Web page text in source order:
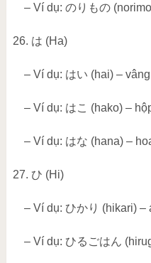
– Ví dụ: のりもの
26. は (Ha)
– Ví dụ: はい (hai) – vâng
– Ví dụ: はこ (hako) –
– Ví dụ: はな (hana) –
27. ひ (Hi)
– Ví dụ: ひかり (hikari) –
– Ví dụ: ひるごはん